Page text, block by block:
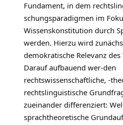
Fundament, in dem
schungsparadigmen im
Wissenskonstitution durch
werden. Hierzu wird
demokratische Relevanz
Darauf aufbauend wer-den
rechtswissenschaftliche, -
rechtslinguistische
zueinander differenziert:
sprachtheoretische